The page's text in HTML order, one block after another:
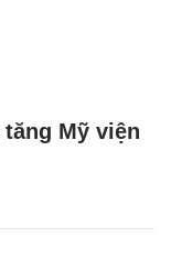
Mỹ viện